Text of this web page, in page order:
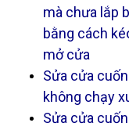
mà chưa lắp
bằng cách
mở cửa
Sửa cửa
không chạy
Sửa cửa